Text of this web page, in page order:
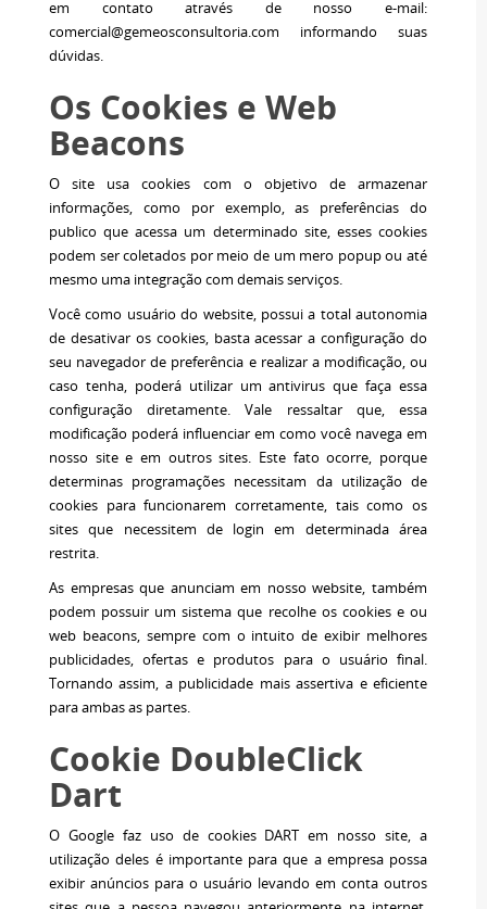
em contato através de nosso e-mail:
comercial@gemeosconsultoria.com informando suas
dúvidas.
Os Cookies e Web
Beacons
O site usa cookies com o objetivo de armazenar
informações, como por exemplo, as preferências do
publico que acessa um determinado site, esses cookies
podem ser coletados por meio de um mero popup ou até
mesmo uma integração com demais serviços.
Você como usuário do website, possui a total autonomia
de desativar os cookies, basta acessar a configuração do
seu navegador de preferência e realizar a modificação, ou
caso tenha, poderá utilizar um antivirus que faça essa
configuração diretamente. Vale ressaltar que, essa
modificação poderá influenciar em como você navega em
nosso site e em outros sites. Este fato ocorre, porque
determinas programações necessitam da utilização de
cookies para funcionarem corretamente, tais como os
sites que necessitem de login em determinada área
restrita.
As empresas que anunciam em nosso website, também
podem possuir um sistema que recolhe os cookies e ou
web beacons, sempre com o intuito de exibir melhores
publicidades, ofertas e produtos para o usuário final.
Tornando assim, a publicidade mais assertiva e eficiente
para ambas as partes.
Cookie DoubleClick
Dart
O Google faz uso de cookies DART em nosso site, a
utilização deles é importante para que a empresa possa
exibir anúncios para o usuário levando em conta outros